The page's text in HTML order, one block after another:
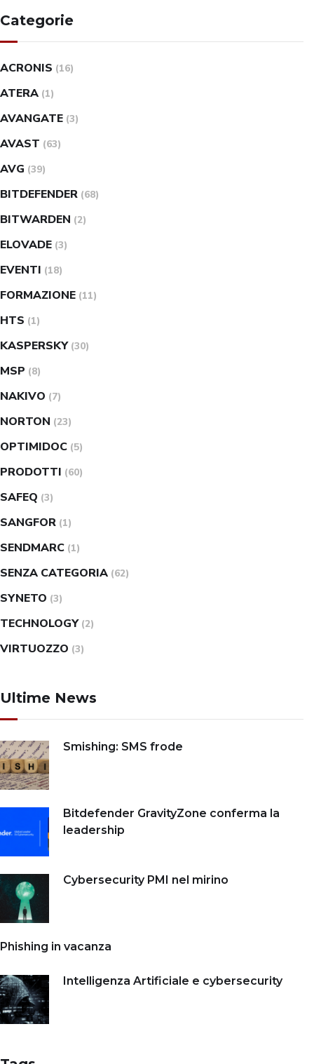
Categorie
ACRONIS (16)
ATERA (1)
AVANGATE (3)
AVAST (63)
AVG (39)
BITDEFENDER (68)
BITWARDEN (2)
ELOVADE (3)
EVENTI (18)
FORMAZIONE (11)
HTS (1)
KASPERSKY (30)
MSP (8)
NAKIVO (7)
NORTON (23)
OPTIMIDOC (5)
PRODOTTI (60)
SAFEQ (3)
SANGFOR (1)
SENDMARC (1)
SENZA CATEGORIA (62)
SYNETO (3)
TECHNOLOGY (2)
VIRTUOZZO (3)
Ultime News
Smishing: SMS frode
Bitdefender GravityZone conferma la
leadership
Cybersecurity PMI nel mirino
Phishing in vacanza
Intelligenza Artificiale e cybersecurity